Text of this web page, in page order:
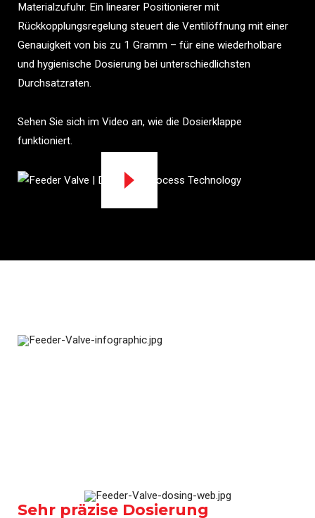
Materialzufuhr. Ein linearer Positionierer mit
Rückkopplungsregelung steuert die Ventilöffnung mit einer
Genauigkeit von bis zu 1 Gramm – für eine wiederholbare
und hygienische Dosierung bei unterschiedlichsten
Durchsatzraten.
Sehen Sie sich im Video an, wie die Dosierklappe
funktioniert.
Sehr präzise Dosierung